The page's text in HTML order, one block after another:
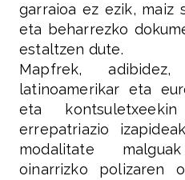
garraioa ez ezik, maiz
eta beharrezko
estaltzen dute.
Mapfrek,
latinoamerikar eta
eta
errepatriazio
modalitate
oinarrizko polizaren